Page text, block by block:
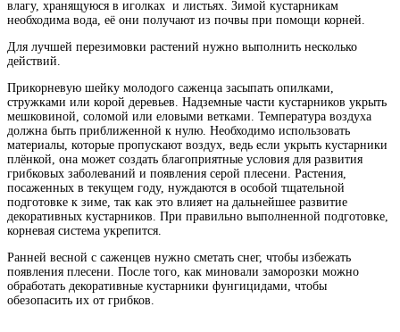
влагу, хранящуюся в иголках и листьях. Зимой кустарникам
необходима вода, её они получают из почвы при помощи корней.
Для лучшей перезимовки растений нужно выполнить несколько
действий.
Прикорневую шейку молодого саженца засыпать опилками,
стружками или корой деревьев. Надземные части кустарников укрыть
мешковиной, соломой или еловыми ветками. Температура воздуха
должна быть приближенной к нулю. Необходимо использовать
материалы, которые пропускают воздух, ведь если укрыть кустарники
плёнкой, она может создать благоприятные условия для развития
грибковых заболеваний и появления серой плесени. Растения,
посаженных в текущем году, нуждаются в особой тщательной
подготовке к зиме, так как это влияет на дальнейшее развитие
декоративных кустарников. При правильно выполненной подготовке,
корневая система укрепится.
Ранней весной с саженцев нужно сметать снег, чтобы избежать
появления плесени. После того, как миновали заморозки можно
обработать декоративные кустарники фунгицидами, чтобы
обезопасить их от грибков.